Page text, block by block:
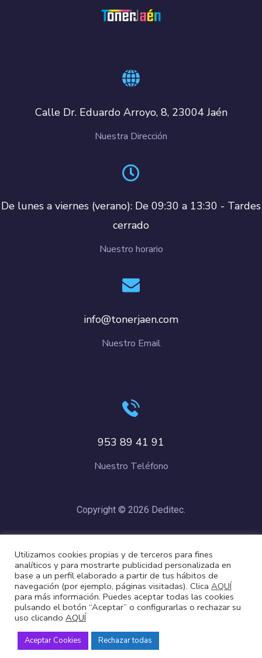
Calle Dr. Eduardo Arroyo, 8, 23004 Jaén
Nuestra Dirección
De lunes a viernes (verano): De 09:30 a 13:30 - Tardes
cerrado
Nuestro horario
info@tonerjaen.com
Nuestro Email
953 89 41 91
Nuestro Teléfono
Copyright © 2026 Deditec.
Cookies
Utilizamos cookies propias y de terceros para fines
analíticos y para mostrarte publicidad personalizada en
base a un perfil elaborado a partir de tus hábitos de
navegación (por ejemplo, páginas visitadas). Clica AQUÍ
para más información. Puedes aceptar todas las cookies
pulsando el botón “Aceptar” o configurarlas o rechazar su
uso clicando AQUÍ
Aceptar Cookies Rechazar todas